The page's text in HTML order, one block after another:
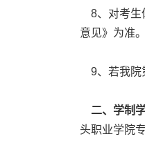
8、对考生
意见》为准。
9、若我院
二、学制
头职业学院